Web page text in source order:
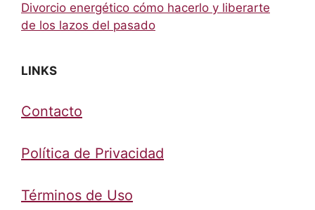
Divorcio energético cómo hacerlo y liberarte
de los lazos del pasado
LINKS
Contacto
Política de Privacidad
Términos de Uso